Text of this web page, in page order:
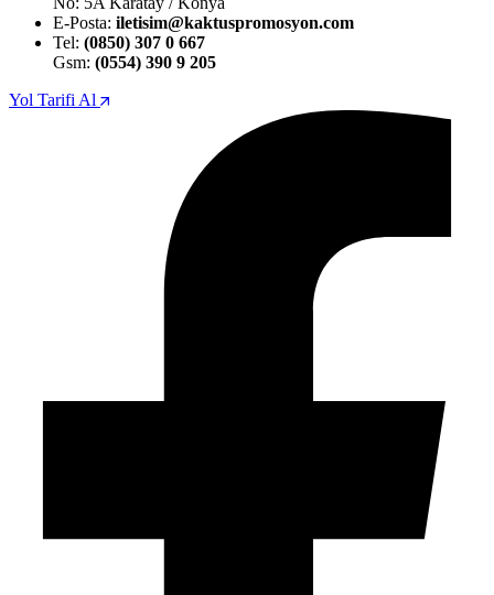
E-Posta: iletisim@kaktuspromosyon.com
Tel: (0850) 307 0 667
Gsm: (0554) 390 9 205
Yol Tarifi Al